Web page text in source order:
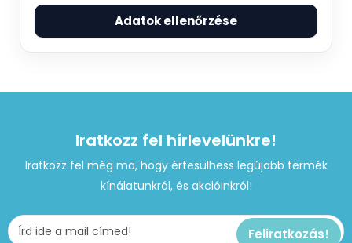
Adatok ellenőrzése
Iratkozz fel hírlevelünkre!
Iratkozz fel még ma, hogy értesülhess legújabb termék
kínálatunkról, és akcióinkról!